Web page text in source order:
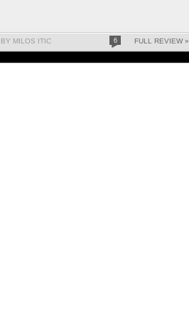
BY MILOS ITIC 6 FULL REVIEW »